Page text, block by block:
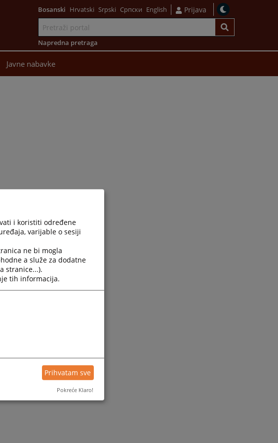
Bosanski Hrvatski Srpski Српски English Prijava
Napredna pretraga
Javne nabavke
i koristiti određene
varijable o sesiji
ne bi mogla
a služe za dodatne
stranice...).
tih informacija.
Prihvatam sve
Pokreće Klaro!